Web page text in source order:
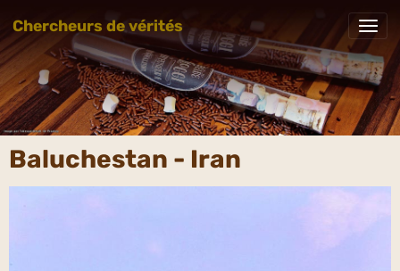
Chercheurs de vérités
Baluchestan - Iran